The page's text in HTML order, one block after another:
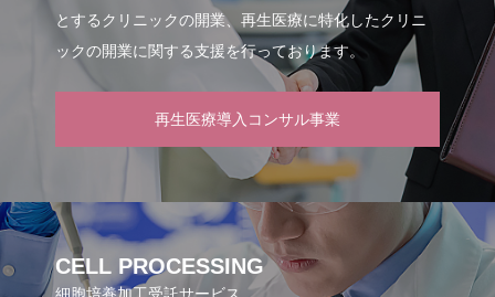
とするクリニックの開業、再生医療に特化したクリニ
ックの開業に関する支援を行っております。
再生医療導入コンサル事業
CELL PROCESSING